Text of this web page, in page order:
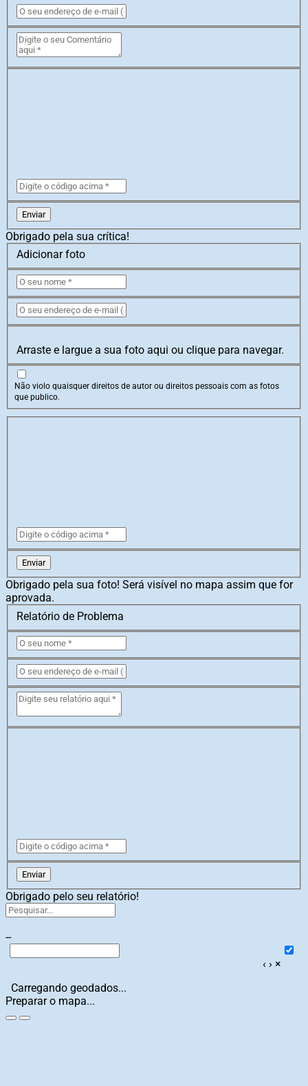
Enviar
Obrigado pela sua crítica!
Adicionar foto
Arraste e largue a sua foto aqui ou clique para navegar.
Não violo quaisquer direitos de autor ou direitos pessoais com as fotos
que publico.
Enviar
Obrigado pela sua foto! Será visível no mapa assim que for
aprovada.
Relatório de Problema
Enviar
Obrigado pelo seu relatório!
--
‹ › ×
Carregando geodados...
Preparar o mapa...